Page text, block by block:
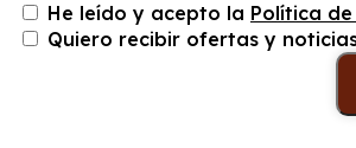
He leído y acepto la Política
Quiero recibir ofertas y